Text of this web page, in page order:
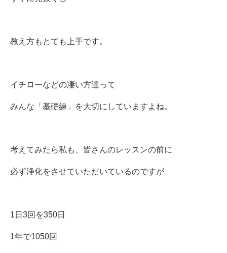
教え方もとても上手です。
イチローなどの凄い方達って
みんな「基礎練」を大切にしていますよね。
考えてみたら私も、皆さんのレッスンの前に
必ず浄化をさせていただいているのですが
1日3回を350日
1年で1050回